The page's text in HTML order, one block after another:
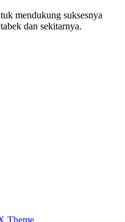
mendukung suksesnya
dan sekitarnya.
Theme